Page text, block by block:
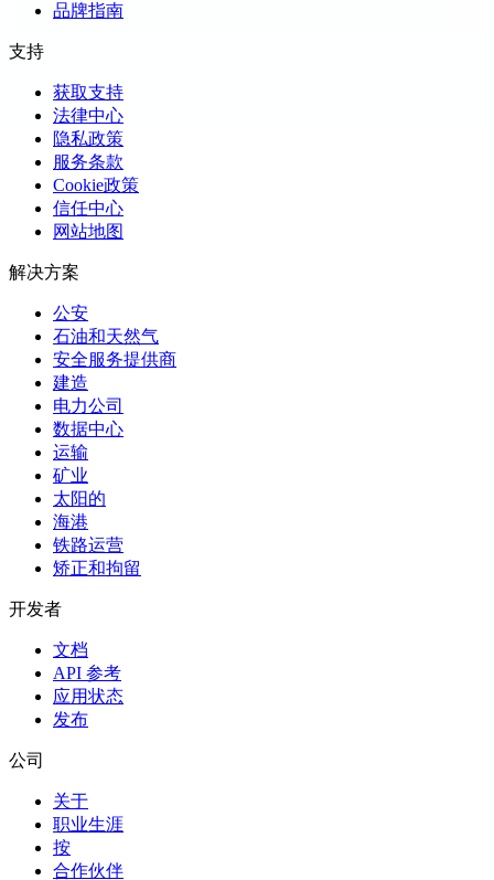
品牌指南
支持
获取支持
法律中心
隐私政策
服务条款
Cookie政策
信任中心
网站地图
解决方案
公安
石油和天然气
安全服务提供商
建造
电力公司
数据中心
运输
矿业
太阳的
海港
铁路运营
矫正和拘留
开发者
文档
API 参考
应用状态
发布
公司
关于
职业生涯
按
合作伙伴